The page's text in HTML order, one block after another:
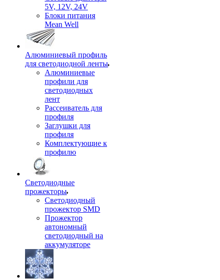
5V, 12V, 24V
Блоки питания
Mean Well
Алюминиевый профиль
для светодиодной ленты
Алюминиевые
профили для
светодиодных
лент
Рассеиватель для
профиля
Заглушки для
профиля
Комплектующие к
профилю
Светодиодные
прожекторы
Светодиодный
прожектор SMD
Прожектор
автономный
светодиодный на
аккумуляторе